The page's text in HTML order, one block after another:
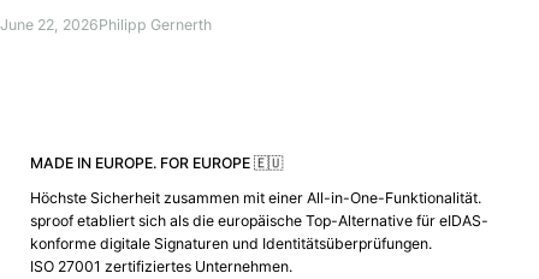
June 22, 2026Philipp Gernerth
MADE IN EUROPE. FOR EUROPE 🇪🇺
Höchste Sicherheit zusammen mit einer All-in-One-Funktionalität.
sproof etabliert sich als die europäische Top-Alternative für eIDAS-
konforme digitale Signaturen und Identitätsüberprüfungen.
ISO 27001 zertifiziertes Unternehmen.